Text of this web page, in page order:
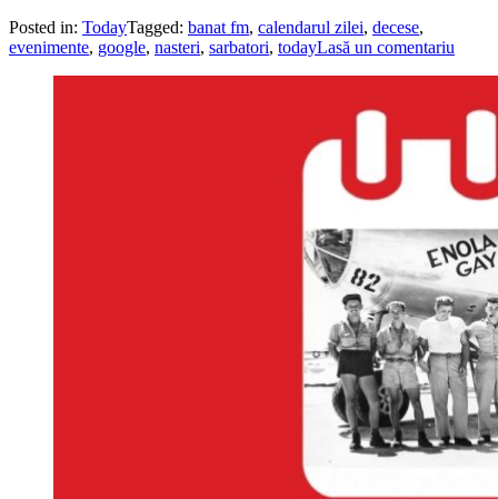
Posted in: TodayTagged: banat fm, calendarul zilei, decese,
evenimente, google, nasteri, sarbatori, todayLasă un comentariu